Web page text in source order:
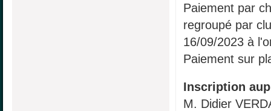
Paiement par
regroupé par
16/09/2023 à
Paiement sur
Inscription
M. Didier